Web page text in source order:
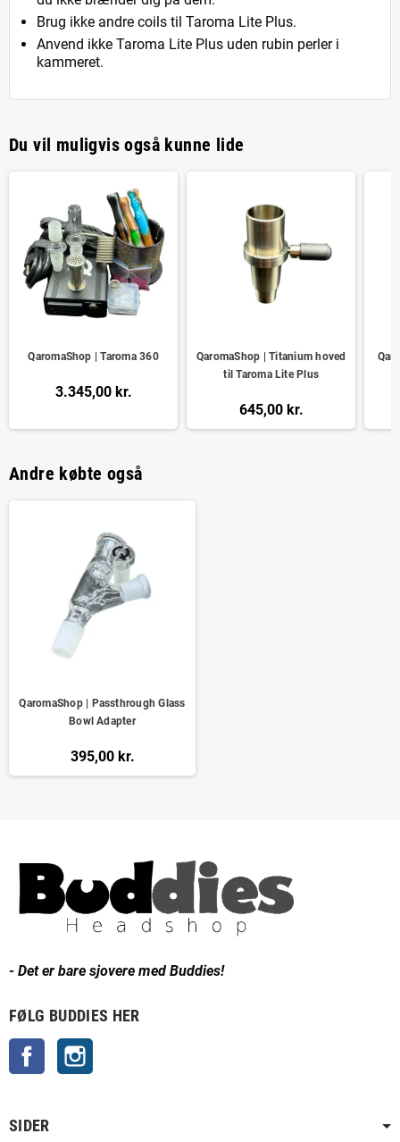
Brug ikke andre coils til Taroma Lite Plus.
Anvend ikke Taroma Lite Plus uden rubin perler i
kammeret.
Du vil muligvis også kunne lide
QaromaShop | Taroma 360
3.345,00 kr.
QaromaShop | Titanium hoved
til Taroma Lite Plus
645,00 kr.
Andre købte også
QaromaShop | Passthrough Glass
Bowl Adapter
395,00 kr.
- Det er bare sjovere med Buddies!
FØLG BUDDIES HER
Facebook
SIDER